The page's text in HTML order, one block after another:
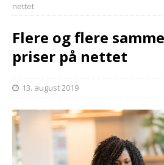
nettet
Flere og flere
priser på nettet
13. august 2019